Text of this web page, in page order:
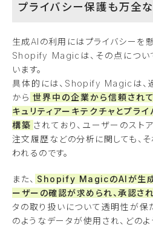
プライバシー保護も万
生成AIの利用にはプライバシーを
Shopify Magicは、その点につい
います。
具体的には、Shopify Magicは、
から 世界中の企業から信頼され
キュリティアーキテクチャとプラ
構築 されており、ユーザーのスト
注文履歴などの分析に関しても、
われるのです。
また、 Shopify MagicのAIが生成
ーザーの確認が求められ、承認さ
タの取り扱いについて透明性が保
のようなデータが使用され、どの